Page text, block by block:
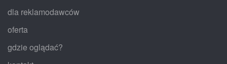
dla reklamodawców
oferta
gdzie oglądać?